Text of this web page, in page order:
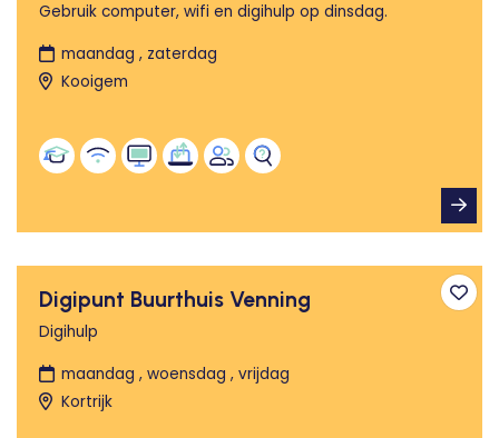
Gebruik computer, wifi en digihulp op dinsdag.
maandag , zaterdag
Kooigem
Digipunt Buurthuis Venning
Digihulp
maandag , woensdag , vrijdag
Kortrijk